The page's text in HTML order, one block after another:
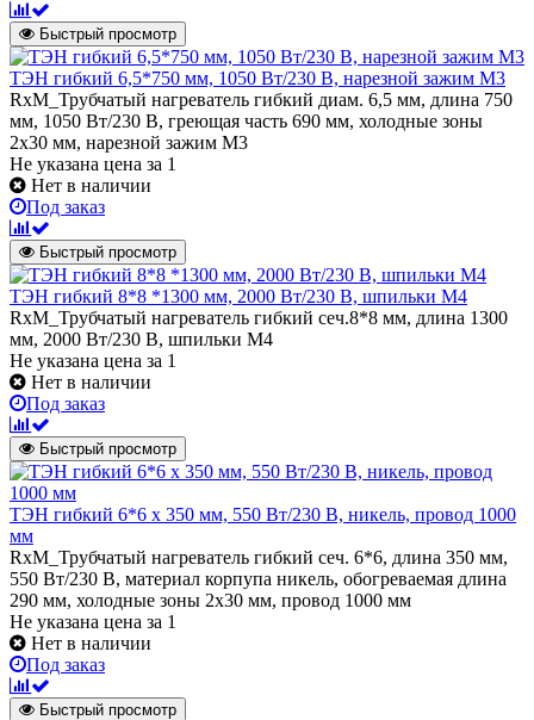
Быстрый просмотр
ТЭН гибкий 6,5*750 мм, 1050 Вт/230 В, нарезной зажим М3
RxM_Трубчатый нагреватель гибкий диам. 6,5 мм, длина 750
мм, 1050 Вт/230 В, греющая часть 690 мм, холодные зоны
2х30 мм, нарезной зажим М3
Не указана цена за 1
Нет в наличии
Под заказ
Быстрый просмотр
ТЭН гибкий 8*8 *1300 мм, 2000 Вт/230 В, шпильки М4
RxM_Трубчатый нагреватель гибкий сеч.8*8 мм, длина 1300
мм, 2000 Вт/230 В, шпильки М4
Не указана цена за 1
Нет в наличии
Под заказ
Быстрый просмотр
ТЭН гибкий 6*6 х 350 мм, 550 Вт/230 В, никель, провод 1000
мм
RxM_Трубчатый нагреватель гибкий сеч. 6*6, длина 350 мм,
550 Вт/230 В, материал корпупа никель, обогреваемая длина
290 мм, холодные зоны 2х30 мм, провод 1000 мм
Не указана цена за 1
Нет в наличии
Под заказ
Быстрый просмотр